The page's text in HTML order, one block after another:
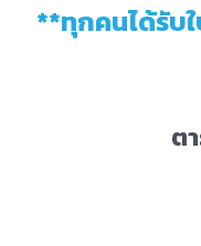
**ทุกคนได้รับ
ต